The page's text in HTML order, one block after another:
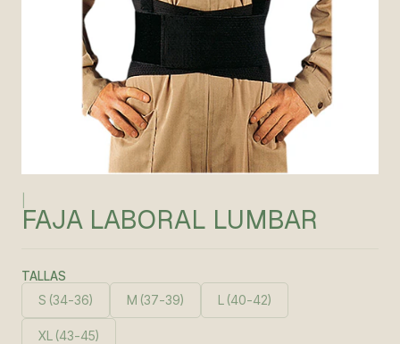
FAJA LABORAL LUMBAR
TALLAS
S (34-36) M (37-39) L (40-42)
XL (43-45)